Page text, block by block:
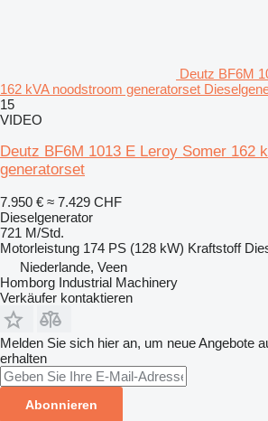
Deutz BF6M
162 kVA noodstroom generatorset
15
VIDEO
Deutz BF6M 1013 E Leroy Somer 162
generatorset
7.950 € ≈ 7.429 CHF
Dieselgenerator
721 M/Std.
Motorleistung 174 PS (128 kW) Kraftstoff
Niederlande, Veen
Homborg Industrial Machinery
Verkäufer kontaktieren
Melden Sie sich hier an, um neue Angebote
erhalten
Abonnieren